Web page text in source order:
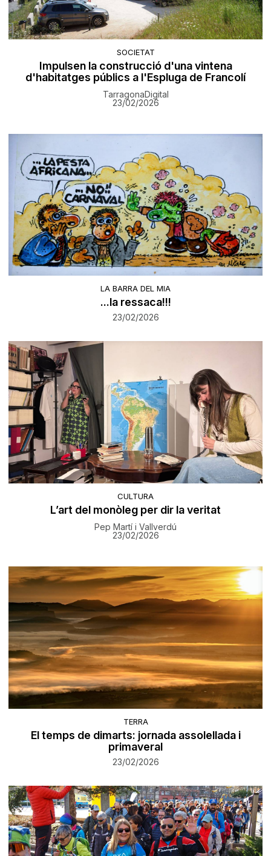
SOCIETAT
Impulsen la construcció d'una vintena
d'habitatges públics a l'Espluga de Francolí
TarragonaDigital
23/02/2026
LA BARRA DEL MIA
...la ressaca!!!
23/02/2026
CULTURA
L’art del monòleg per dir la veritat
Pep Martí i Vallverdú
23/02/2026
TERRA
El temps de dimarts: jornada assolellada i
primaveral
23/02/2026